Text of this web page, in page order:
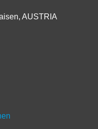
AUSTRIA